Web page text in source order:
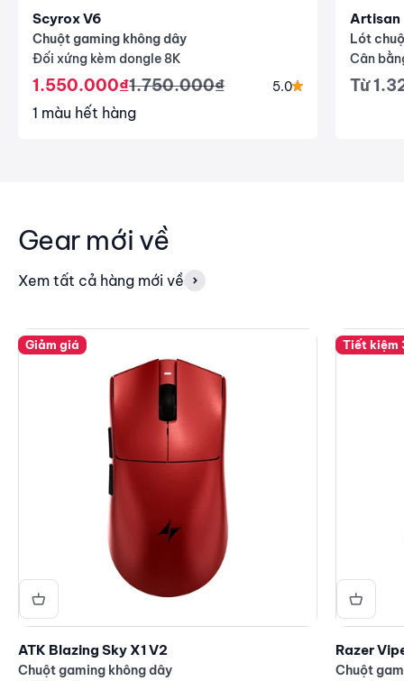
Scyrox V6
Chuột gaming không dây
Đối xứng kèm dongle 8K
Giá giảm
1.550.000₫Giá thông thường
1.750.000₫ 5.0
1 màu hết hàng
Artisan
Lót
Cân
Giá
Từ
Gear mới về
Xem tất cả hàng mới về
Giảm giá
ATK Blazing Sky X1 V2
Chuột gaming không dây
Tiết kiệm
Razer
Chuột